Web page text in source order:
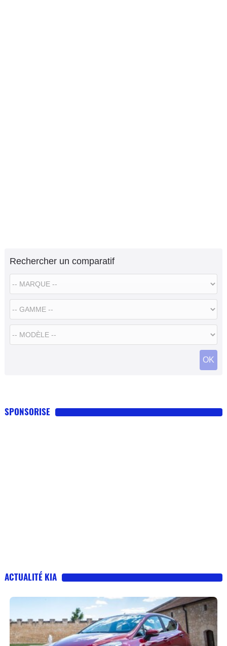
Rechercher un comparatif
OK
SPONSORISE
ACTUALITÉ KIA